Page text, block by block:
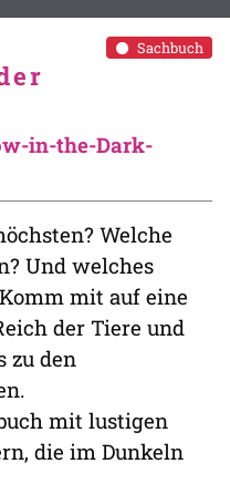
Sachbuch
in-the-Dark-
Welche
Und welches
mit auf eine
der Tiere und
zu den
mit lustigen
die im Dunkeln